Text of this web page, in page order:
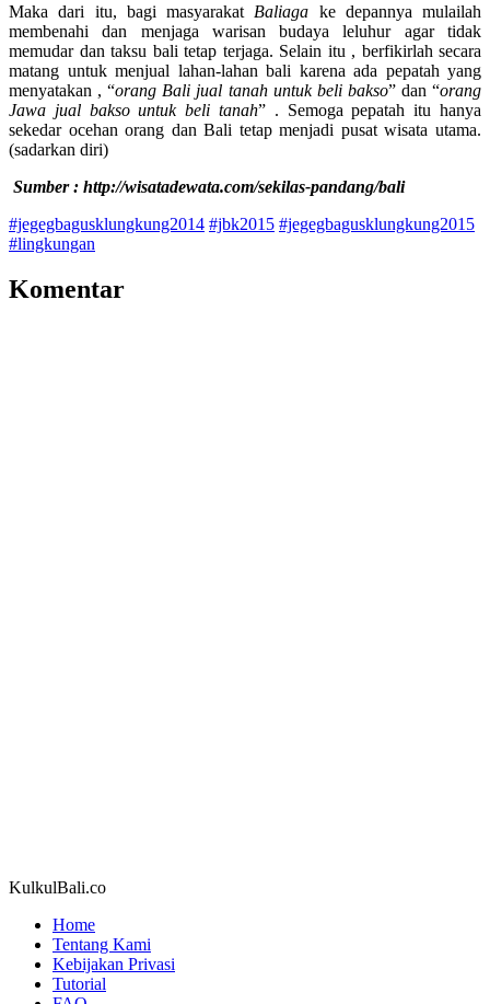
Maka dari itu, bagi masyarakat Baliaga ke depannya mulailah
membenahi dan menjaga warisan budaya leluhur agar tidak
memudar dan taksu bali tetap terjaga. Selain itu , berfikirlah secara
matang untuk menjual lahan-lahan bali karena ada pepatah yang
menyatakan , “orang Bali jual tanah untuk beli bakso” dan “orang
Jawa jual bakso untuk beli tanah” . Semoga pepatah itu hanya
sekedar ocehan orang dan Bali tetap menjadi pusat wisata utama.
(sadarkan diri)
Sumber : http://wisatadewata.com/sekilas-pandang/bali
#jegegbagusklungkung2014 #jbk2015 #jegegbagusklungkung2015
#lingkungan
Komentar
KulkulBali.co
Home
Tentang Kami
Kebijakan Privasi
Tutorial